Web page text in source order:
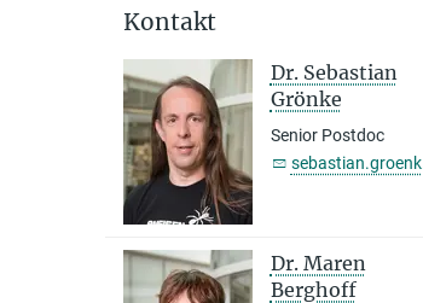
Kontakt
Dr. Sebastian
Grönke
Senior Postdoc
sebastian.groenke@...
Dr. Maren
Berghoff